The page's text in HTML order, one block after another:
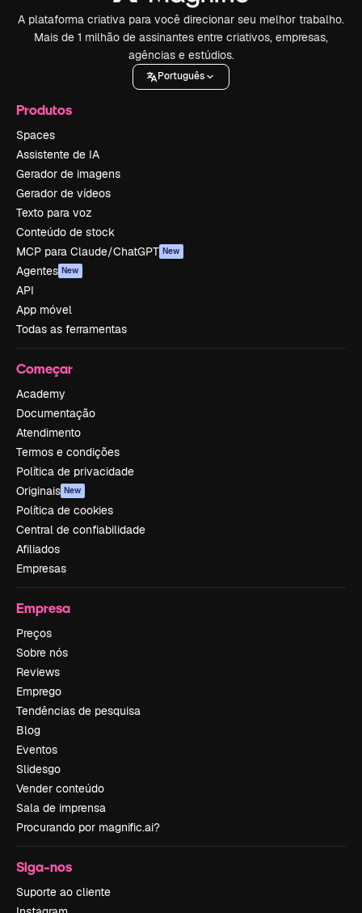
A plataforma criativa para você direcionar seu melhor trabalho.
Mais de 1 milhão de assinantes entre criativos, empresas,
agências e estúdios.
Português
Produtos
Spaces
Assistente de IA
Gerador de imagens
Gerador de vídeos
Texto para voz
Conteúdo de stock
MCP para Claude/ChatGPT New
Agentes New
API
App móvel
Todas as ferramentas
Começar
Academy
Documentação
Atendimento
Termos e condições
Política de privacidade
Originais New
Política de cookies
Central de confiabilidade
Afiliados
Empresas
Empresa
Preços
Sobre nós
Reviews
Emprego
Tendências de pesquisa
Blog
Eventos
Slidesgo
Vender conteúdo
Sala de imprensa
Procurando por magnific.ai?
Siga-nos
Suporte ao cliente